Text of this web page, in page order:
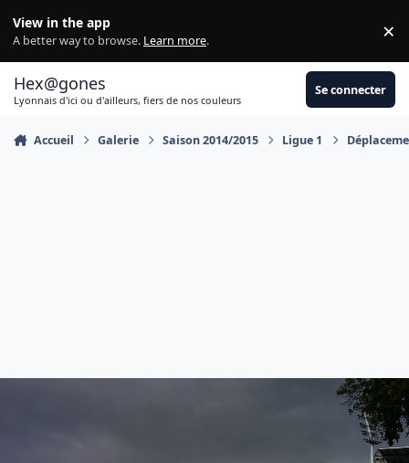
View in the app
A better way to browse. Learn more. ×
Hex@gones
Lyonnais d'ici ou d'ailleurs, fiers de nos couleurs
Se connecter
Accueil Galerie Saison 2014/2015 Ligue 1